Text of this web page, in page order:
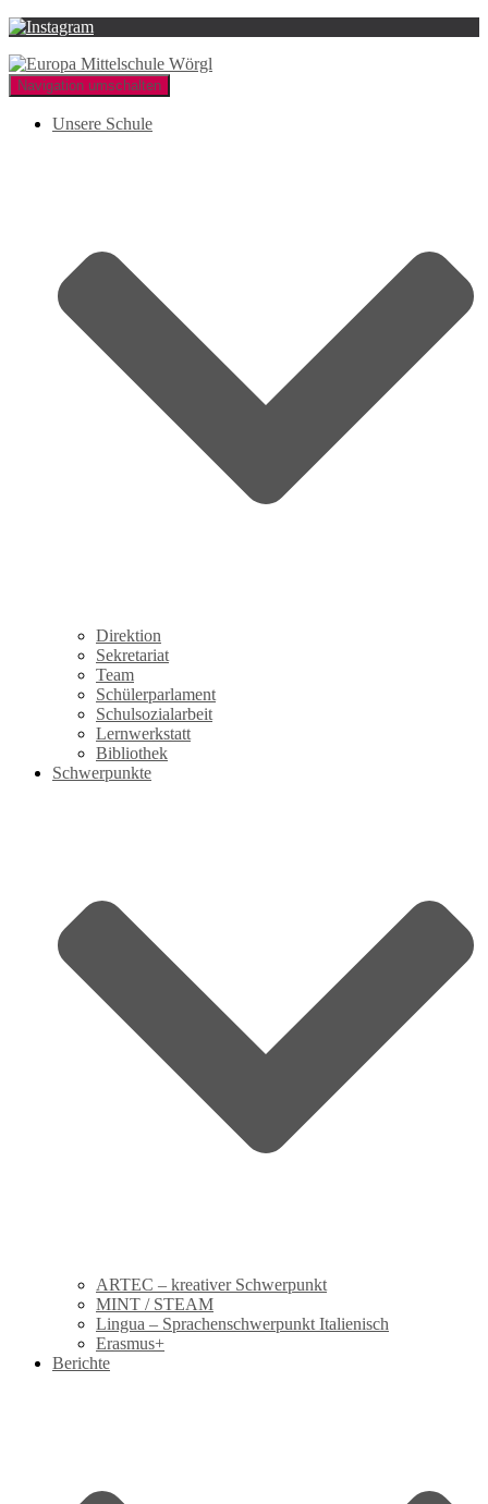
Navigation umschalten
Unsere Schule
Direktion
Sekretariat
Team
Schülerparlament
Schulsozialarbeit
Lernwerkstatt
Bibliothek
Schwerpunkte
ARTEC – kreativer Schwerpunkt
MINT / STEAM
Lingua – Sprachenschwerpunkt Italienisch
Erasmus+
Berichte